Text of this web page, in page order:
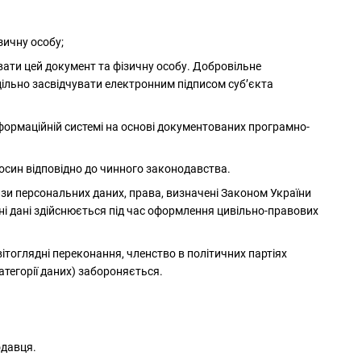
особу;
цей документ та фізичну особу. Добровільне
засвідчувати електронним підписом суб’єкта
системі на основі документованих програмно-
відповідно до чинного законодавства.
персональних даних, права, визначені Законом України
здійснюється під час оформлення цивільно-правових
переконання, членство в політичних партіях
даних) забороняється.